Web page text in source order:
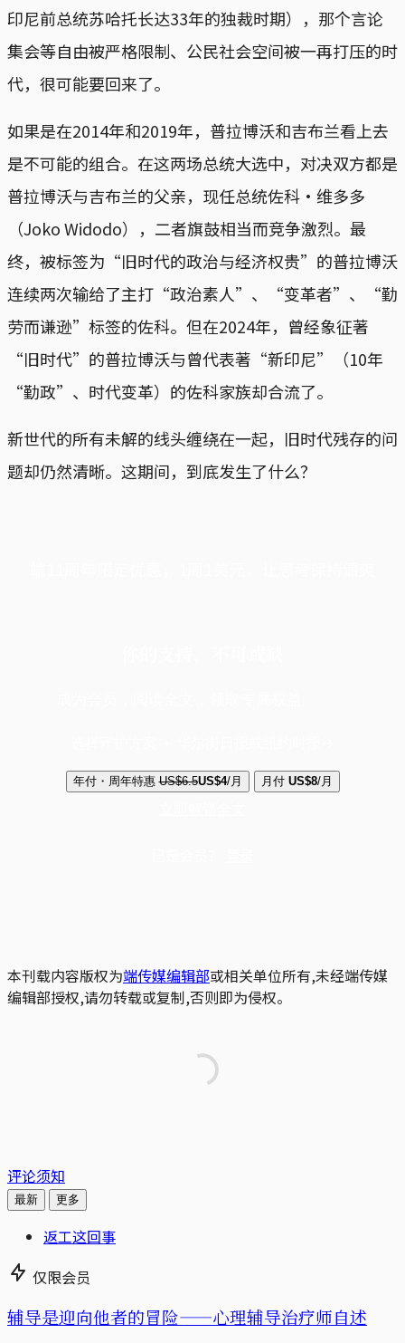
印尼前总统苏哈托长达33年的独裁时期），那个言论
集会等自由被严格限制、公民社会空间被一再打压的时
代，很可能要回来了。
如果是在2014年和2019年，普拉博沃和吉布兰看上去
是不可能的组合。在这两场总统大选中，对决双方都是
普拉博沃与吉布兰的父亲，现任总统佐科·维多多
（Joko Widodo），二者旗鼓相当而竞争激烈。最
终，被标签为“旧时代的政治与经济权贵”的普拉博沃
连续两次输给了主打“政治素人”、“变革者”、“勤
劳而谦逊”标签的佐科。但在2024年，曾经象征著
“旧时代”的普拉博沃与曾代表著“新印尼”（10年
“勤政”、时代变革）的佐科家族却合流了。
新世代的所有未解的线头缠绕在一起，旧时代残存的问
题却仍然清晰。这期间，到底发生了什么？
年付・周年特惠 US$6.5US$4/月 月付 US$8/月
本刊载内容版权为端传媒编辑部或相关单位所有,未经端传媒
编辑部授权,请勿转载或复制,否则即为侵权。
评论须知
最新 更多
返工这回事
仅限会员
辅导是迎向他者的冒险——心理辅导治疗师自述